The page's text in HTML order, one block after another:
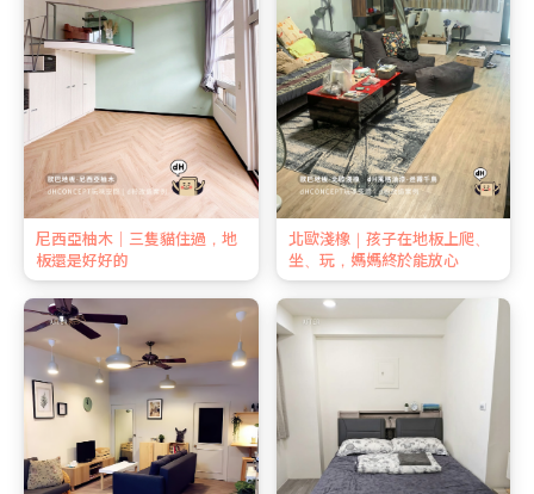
尼西亞柚木｜三隻貓住過，地
板還是好好的
北歐淺橡｜孩子在地板上爬、
坐、玩，媽媽終於能放心